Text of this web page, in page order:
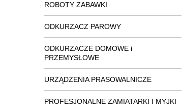
ROBOTY ZABAWKI
ODKURZACZ PAROWY
ODKURZACZE DOMOWE i
PRZEMYSŁOWE
URZĄDZENIA PRASOWALNICZE
PROFESJONALNE ZAMIATARKI I MYJKI